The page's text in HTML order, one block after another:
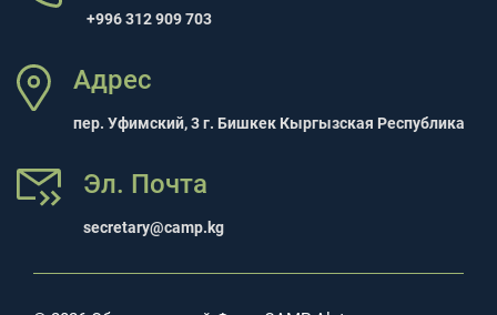
+996 312 909 703
Адрес
пер. Уфимский, 3 г. Бишкек Кыргызская Республика
Эл. Почта
secretary@camp.kg